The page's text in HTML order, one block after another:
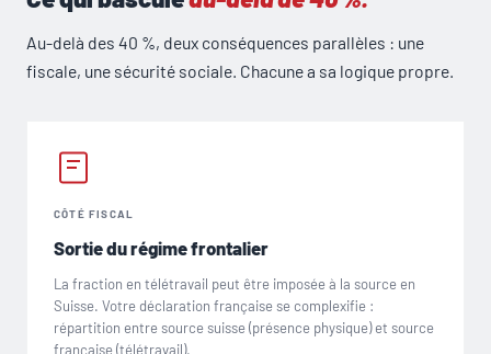
Au-delà des 40 %, deux conséquences parallèles : une
fiscale, une sécurité sociale. Chacune a sa logique propre.
CÔTÉ FISCAL
Sortie du régime frontalier
La fraction en télétravail peut être imposée à la source en
Suisse. Votre déclaration française se complexifie :
répartition entre source suisse (présence physique) et source
française (télétravail).